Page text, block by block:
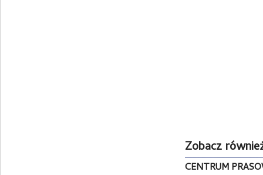
Zobacz
CENTRUM